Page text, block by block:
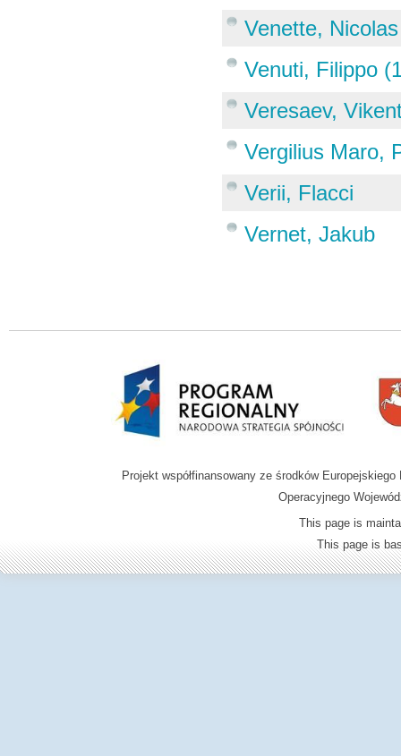
Venette,
Venuti, Filippo
Veresaev,
Vergilius Maro,
Verii, Flacci
Vernet, Jakub
Projekt współfinansowany ze środków
Operacyjnego
This page is
This page is